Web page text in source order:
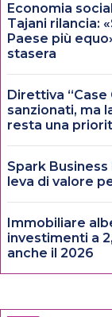
Economia
Tajani rilancia:
Paese più
stasera
Direttiva
sanzionati, ma
resta una
Spark
leva di valore
Immobiliare
investimenti a
anche il 2026